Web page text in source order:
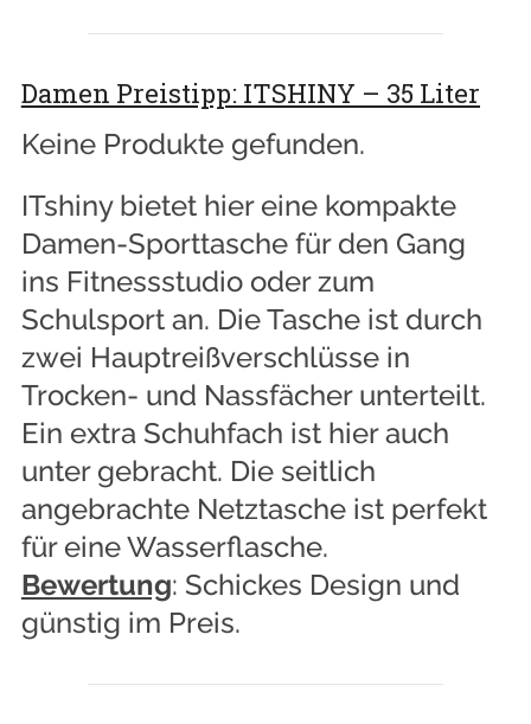
Damen Preistipp: ITSHINY – 35 Liter
Keine Produkte gefunden.
ITshiny bietet hier eine kompakte
Damen-Sporttasche für den Gang
ins Fitnessstudio oder zum
Schulsport an. Die Tasche ist durch
zwei Hauptreißverschlüsse in
Trocken- und Nassfächer unterteilt.
Ein extra Schuhfach ist hier auch
unter gebracht. Die seitlich
angebrachte Netztasche ist perfekt
für eine Wasserflasche.
Bewertung: Schickes Design und
günstig im Preis.